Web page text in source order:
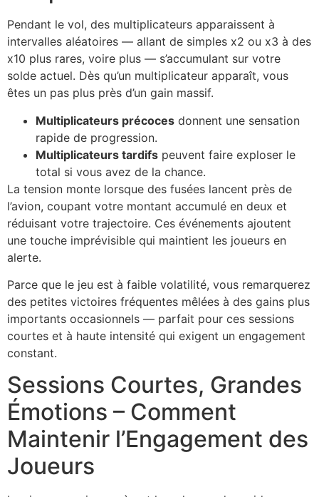
Pendant le vol, des multiplicateurs apparaissent à
intervalles aléatoires — allant de simples x2 ou x3 à des
x10 plus rares, voire plus — s’accumulant sur votre
solde actuel. Dès qu’un multiplicateur apparaît, vous
êtes un pas plus près d’un gain massif.
Multiplicateurs précoces donnent une sensation
rapide de progression.
Multiplicateurs tardifs peuvent faire exploser le
total si vous avez de la chance.
La tension monte lorsque des fusées lancent près de
l’avion, coupant votre montant accumulé en deux et
réduisant votre trajectoire. Ces événements ajoutent
une touche imprévisible qui maintient les joueurs en
alerte.
Parce que le jeu est à faible volatilité, vous remarquerez
des petites victoires fréquentes mêlées à des gains plus
importants occasionnels — parfait pour ces sessions
courtes et à haute intensité qui exigent un engagement
constant.
Sessions Courtes, Grandes
Émotions – Comment
Maintenir l’Engagement des
Joueurs